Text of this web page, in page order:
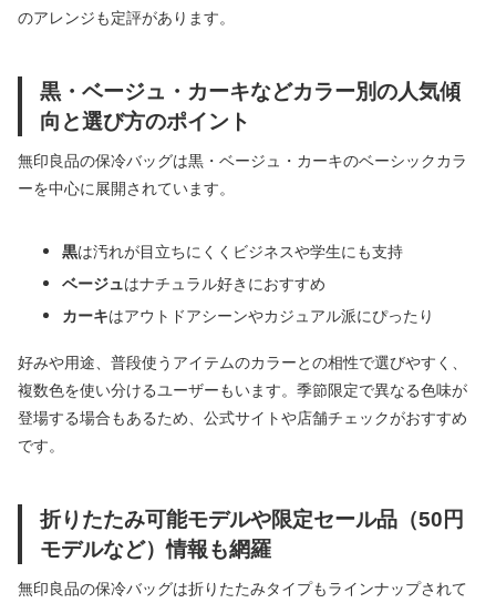
のアレンジも定評があります。
黒・ベージュ・カーキなどカラー別の人気傾
向と選び方のポイント
無印良品の保冷バッグは黒・ベージュ・カーキのベーシックカラ
ーを中心に展開されています。
黒は汚れが目立ちにくくビジネスや学生にも支持
ベージュはナチュラル好きにおすすめ
カーキはアウトドアシーンやカジュアル派にぴったり
好みや用途、普段使うアイテムのカラーとの相性で選びやすく、
複数色を使い分けるユーザーもいます。季節限定で異なる色味が
登場する場合もあるため、公式サイトや店舗チェックがおすすめ
です。
折りたたみ可能モデルや限定セール品（50円
モデルなど）情報も網羅
無印良品の保冷バッグは折りたたみタイプもラインナップされて